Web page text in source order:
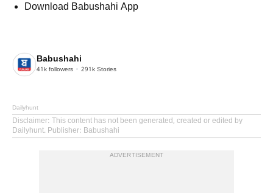
Download Babushahi App
Babushahi
41k followers 291k Stories
Dailyhunt
Disclaimer: This content has not been generated, created or edited by
Dailyhunt. Publisher: Babushahi
ADVERTISEMENT